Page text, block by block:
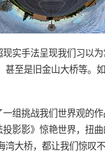
实手法呈现我们习以
甚至是旧金山大桥等。
组挑战我们世界观的作
影影》惊艳世界， 扭曲
大桥，都让我们惊叹不